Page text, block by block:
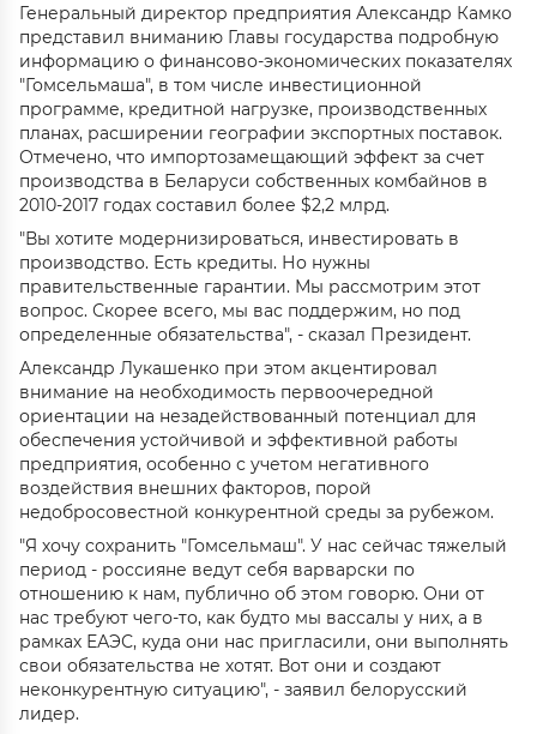
Генеральный директор предприятия Александр Камко
представил вниманию Главы государства подробную
информацию о финансово-экономических показателях
"Гомсельмаша", в том числе инвестиционной
программе, кредитной нагрузке, производственных
планах, расширении географии экспортных поставок.
Отмечено, что импортозамещающий эффект за счет
производства в Беларуси собственных комбайнов в
2010-2017 годах составил более $2,2 млрд.
"Вы хотите модернизироваться, инвестировать в
производство. Есть кредиты. Но нужны
правительственные гарантии. Мы рассмотрим этот
вопрос. Скорее всего, мы вас поддержим, но под
определенные обязательства", - сказал Президент.
Александр Лукашенко при этом акцентировал
внимание на необходимость первоочередной
ориентации на незадействованный потенциал для
обеспечения устойчивой и эффективной работы
предприятия, особенно с учетом негативного
воздействия внешних факторов, порой
недобросовестной конкурентной среды за рубежом.
"Я хочу сохранить "Гомсельмаш". У нас сейчас тяжелый
период - россияне ведут себя варварски по
отношению к нам, публично об этом говорю. Они от
нас требуют чего-то, как будто мы вассалы у них, а в
рамках ЕАЭС, куда они нас пригласили, они выполнять
свои обязательства не хотят. Вот они и создают
неконкурентную ситуацию", - заявил белорусский
лидер.